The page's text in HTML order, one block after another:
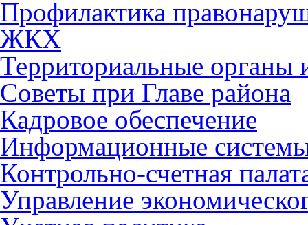
Профилактика
ЖКХ
Территориальные органы
Советы при Главе района
Кадровое обеспечение
Информационные
Контрольно-счетная
Управление